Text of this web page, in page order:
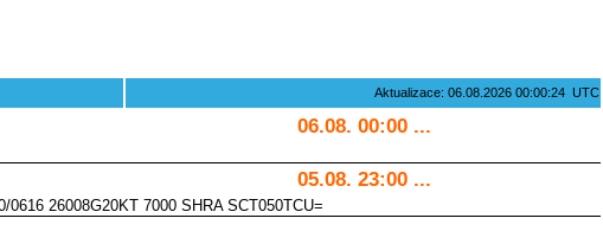
Aktualizace: 06.08.2026 00:00:24 UTC
06.08. 00:00 ...
05.08. 23:00 ...
26008G20KT 7000 SHRA SCT050TCU=